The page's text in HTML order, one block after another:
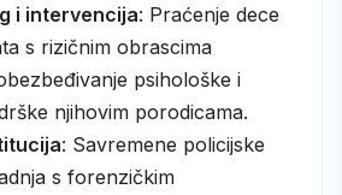
i intervencija: Praćenje dece
s rizičnim obrascima
psihološke i
njihovim porodicama.
: Savremene policijske
s forenzičkim